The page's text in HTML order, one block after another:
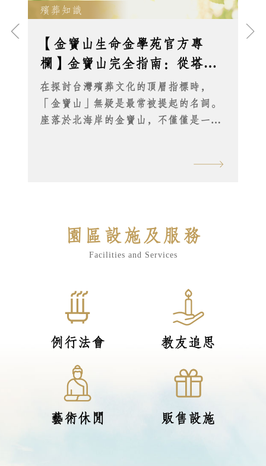
殯葬知識
【金寶山生命金學苑官方專
欄】金寶山完全指南：從塔位
價格、名人墓園到交通資訊的
深度解析
在探討台灣殯葬文化的頂層指標時，
「金寶山」無疑是最常被提起的名詞。
座落於北海岸的金寶山，不僅僅是一座
寶山官網」來了解這個結合藝術、建築
長眠於此的「金寶山藝人」，並提供詳
細的「金寶山交通」指引，帶您一窺這
園區設施及服務
Facilities and Services
例行法會 教友追思
藝術休閒 販售設施